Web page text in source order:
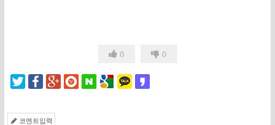
0 0
코멘트입력